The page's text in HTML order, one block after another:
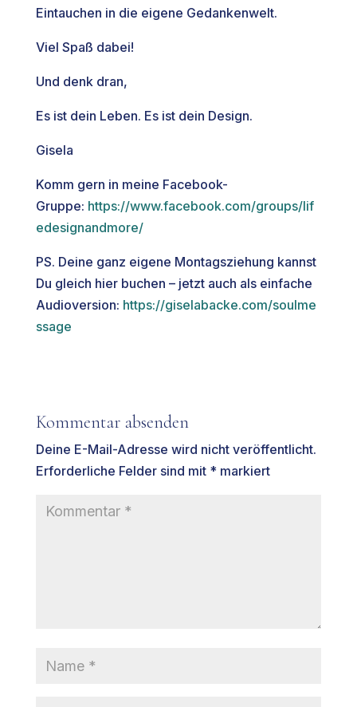
Eintauchen in die eigene Gedankenwelt.
Viel Spaß dabei!
Und denk dran,
Es ist dein Leben. Es ist dein Design.
Gisela
Komm gern in meine Facebook-
Gruppe: https://www.facebook.com/groups/lif
edesignandmore/
PS. Deine ganz eigene Montagsziehung kannst
Du gleich hier buchen – jetzt auch als einfache
Audioversion: https://giselabacke.com/soulme
ssage
Kommentar absenden
Deine E-Mail-Adresse wird nicht veröffentlicht.
Erforderliche Felder sind mit *markiert